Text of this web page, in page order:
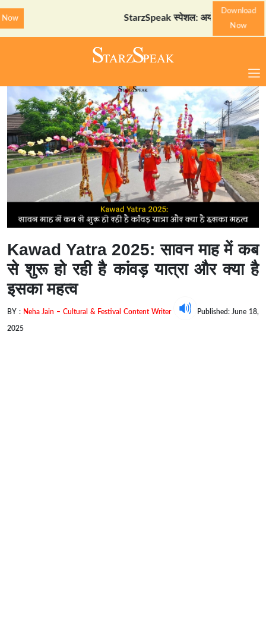
StarzSpeak स्पेशल: अयोध्या दर्शन गाइड
Download
Now
Kawad Yatra 2025: सावन माह में कब
से शुरू हो रही है कांवड़ यात्रा और क्या है
इसका महत्व
BY : Neha Jain – Cultural & Festival Content Writer Published: June 18,
2025